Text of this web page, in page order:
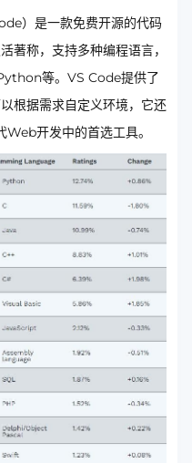
）是一款免费开源的代码
著称，支持多种编程语言，
等。VS Code提供了
根据需求自定义环境，它还
开发中的首选工具。